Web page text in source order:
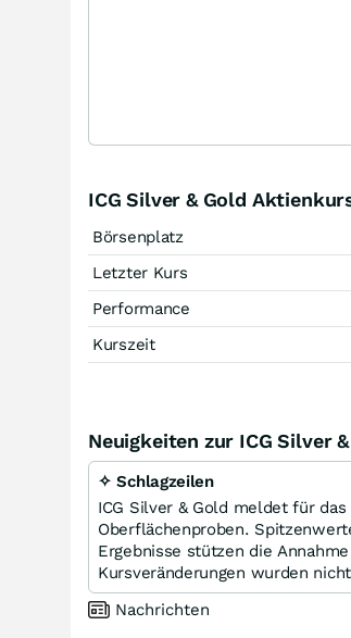
ICG Silver & Gold
Börsenplatz
Letzter Kurs
Performance
Kurszeit
Neuigkeiten zur ICG Silver
✧ Schlagzeilen
ICG Silver & Gold meldet für
Oberflächenproben.
Ergebnisse stützen die
Kursveränderungen wurden
Nachrichten